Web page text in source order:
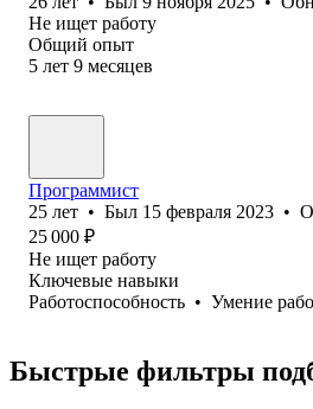
Не ищет работу
Общий опыт
5 лет 9 месяцев
Программист
25 лет • Был 15 февраля 2023 •
25 000 ₽
Не ищет работу
Ключевые навыки
Работоспособность • Умение
Быстрые фильтры